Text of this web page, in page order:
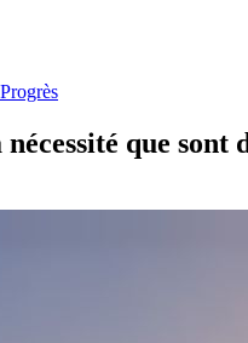
nécessité que sont